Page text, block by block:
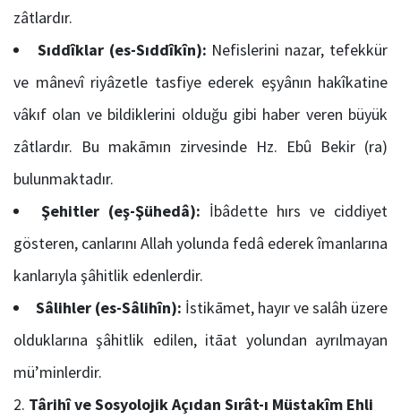
zâtlardır.
Sıddîklar (es-Sıddîkîn): Nefislerini nazar, tefekkür
ve mânevî riyâzetle tasfiye ederek eşyânın hakîkatine
vâkıf olan ve bildiklerini olduğu gibi haber veren büyük
zâtlardır. Bu makāmın zirvesinde Hz. Ebû Bekir (ra)
bulunmaktadır.
Şehitler (eş-Şühedâ): İbâdette hırs ve ciddiyet
gösteren, canlarını Allah yolunda fedâ ederek îmanlarına
kanlarıyla şâhitlik edenlerdir.
Sâlihler (es-Sâlihîn): İstikāmet, hayır ve salâh üzere
olduklarına şâhitlik edilen, itāat yolundan ayrılmayan
mü’minlerdir.
Târihî ve Sosyolojik Açıdan Sırât-ı Müstakîm Ehli